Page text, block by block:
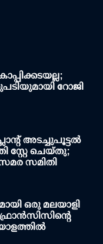
റോജി
അടച്ചുപൂട്ടൽ
സ്റ്റേ ചെയ്തു;
സമിതി
ഒരു മലയാളി